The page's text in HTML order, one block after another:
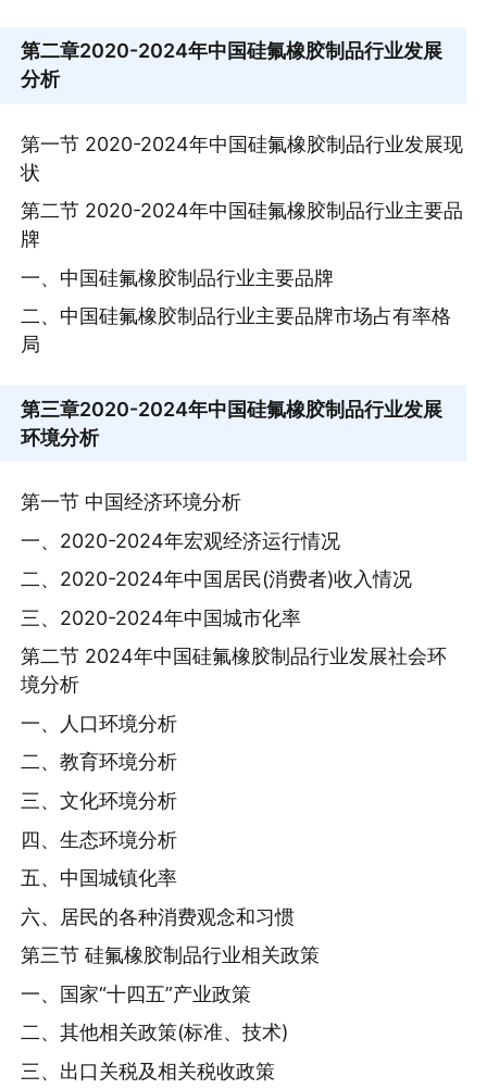
第二章2020-2024年中国硅氟橡胶制品行业发展
分析
第一节 2020-2024年中国硅氟橡胶制品行业发展现
状
第二节 2020-2024年中国硅氟橡胶制品行业主要品
牌
一、中国硅氟橡胶制品行业主要品牌
二、中国硅氟橡胶制品行业主要品牌市场占有率格
局
第三章2020-2024年中国硅氟橡胶制品行业发展
环境分析
第一节 中国经济环境分析
一、2020-2024年宏观经济运行情况
二、2020-2024年中国居民(消费者)收入情况
三、2020-2024年中国城市化率
第二节 2024年中国硅氟橡胶制品行业发展社会环
境分析
一、人口环境分析
二、教育环境分析
三、文化环境分析
四、生态环境分析
五、中国城镇化率
六、居民的各种消费观念和习惯
第三节 硅氟橡胶制品行业相关政策
一、国家“十四五”产业政策
二、其他相关政策(标准、技术)
三、出口关税及相关税收政策